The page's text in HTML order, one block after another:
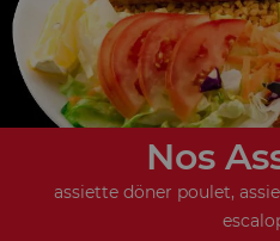
Nos
assiette döner poulet,